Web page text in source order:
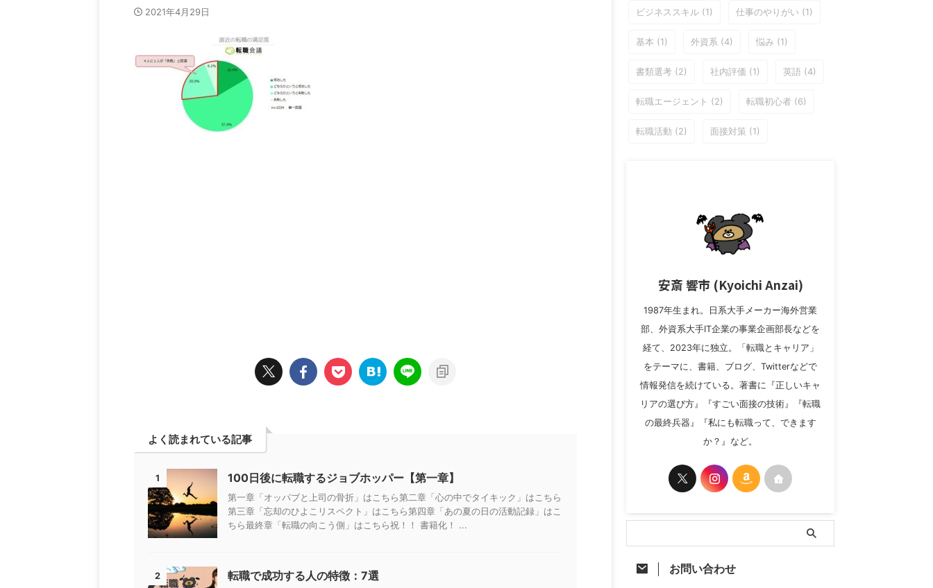
2021年4月29日
よく読まれている記事
1 100日後に転職するジョブホッパー【第一章】
第一章「オッパブと上司の骨折」はこちら第二章「心の中でタイキック」はこちら
第三章「忘却のひよこリスペクト」はこちら第四章「あの夏の日の活動記録」はこ
ちら最終章「転職の向こう側」はこちら祝！！ 書籍化！ ...
2 転職で成功する人の特徴：7選
ビジネススキル (1) 仕事のやりがい (1)
基本 (1) 外資系 (4) 悩み (1)
書類選考 (2) 社内評価 (1) 英語 (4)
転職エージェント (2) 転職初心者 (6)
転職活動 (2) 面接対策 (1)
安斎 響市 (Kyoichi Anzai)
1987年生まれ。日系大手メーカー海外営業
部、外資系大手IT企業の事業企画部長などを
経て、2023年に独立。「転職とキャリア」
をテーマに、書籍、ブログ、Twitterなどで
情報発信を続けている。著書に『正しいキャ
リアの選び方』『すごい面接の技術』『転職
の最終兵器』『私にも転職って、できます
か？』など。
お問い合わせ